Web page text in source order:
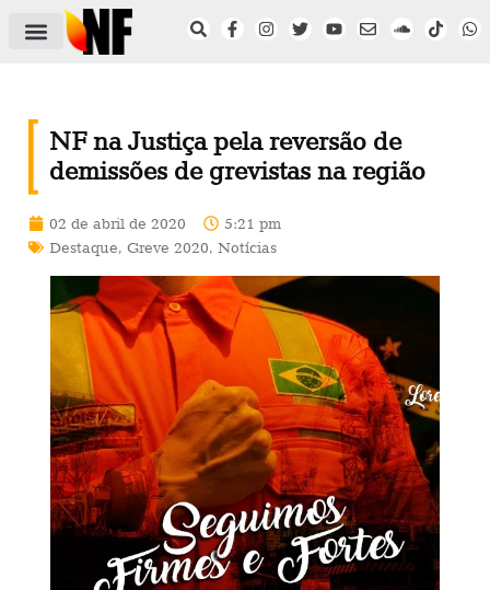
NF na Justiça pela reversão de
demissões de grevistas na região
02 de abril de 2020
5:21 pm
Destaque, Greve 2020, Notícias